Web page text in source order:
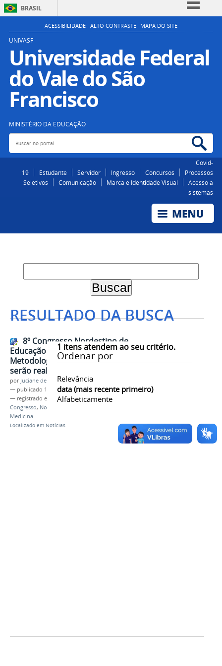
BRASIL
Simplifique!
Participe
Acesso à informação
Legislação
ACESSIBILIDADE ALTO CONTRASTE MAPA DO SITE
UNIVASF
Universidade Federal
do Vale do São
Francisco
MINISTÉRIO DA EDUCAÇÃO
Buscar no portal
Covid-
19
Estudante Servidor Ingresso Concursos
Processos
Seletivos
Comunicação Marca e Identidade Visual
Acesso a
sistemas
RESULTADO DA BUSCA
1 itens atendem ao seu critério.
Ordenar por
Relevância
data (mais recente primeiro)
Alfabeticamente
8º Congresso Nordestino de
Educação Médica e 1º Fórum de
Metodologias Ativas em Saúde
serão realizados em Paulo Afonso
por Juciane de Jesus Aleixo
— publicado 16/03/2018
— registrado em:
Campus Paulo Afonso,
Congresso, Nordeste
Medicina
Localizado em Notícias